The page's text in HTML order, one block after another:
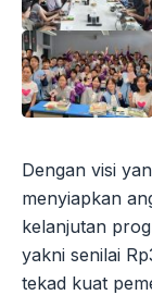
Dengan visi
menyiapkan
kelanjutan
yakni senilai
tekad kuat